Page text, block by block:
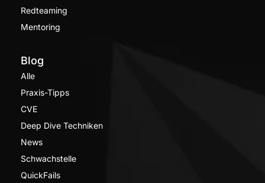
Redteaming
Mentoring
Blog
Alle
Praxis-Tipps
CVE
Deep Dive Techniken
News
Schwachstelle
QuickFails